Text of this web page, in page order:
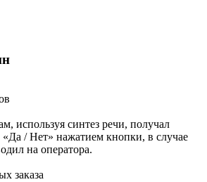
используя синтез речи, получал
/ Нет» нажатием кнопки, в случае
на оператора.
заказа